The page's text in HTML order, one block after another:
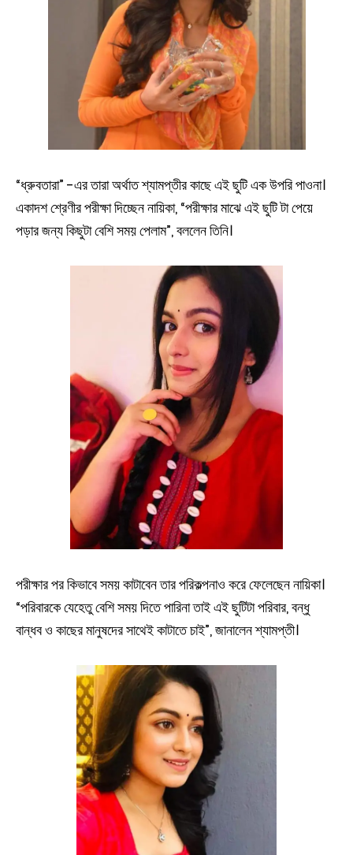
“ধ্রুবতারা” -এর তারা অর্থাত শ্যামপ্তীর কাছে এই ছুটি এক উপরি পাওনা।
একাদশ শ্রেণীর পরীক্ষা দিচ্ছেন নায়িকা, “পরীক্ষার মাঝে এই ছুটি টা পেয়ে
পড়ার জন্য কিছুটা বেশি সময় পেলাম”, বললেন তিনি।
পরীক্ষার পর কিভাবে সময় কাটাবেন তার পরিকল্পনাও করে ফেলেছেন নায়িকা।
“পরিবারকে যেহেতু বেশি সময় দিতে পারিনা তাই এই ছুটিটা পরিবার, বন্ধু
বান্ধব ও কাছের মানুষদের সাথেই কাটাতে চাই”, জানালেন শ্যামপ্তী।